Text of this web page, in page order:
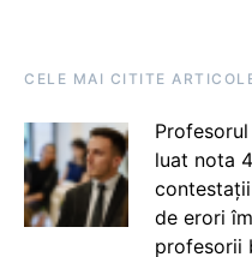
CELE MAI CITITE
luat nota
de erori
profesorii